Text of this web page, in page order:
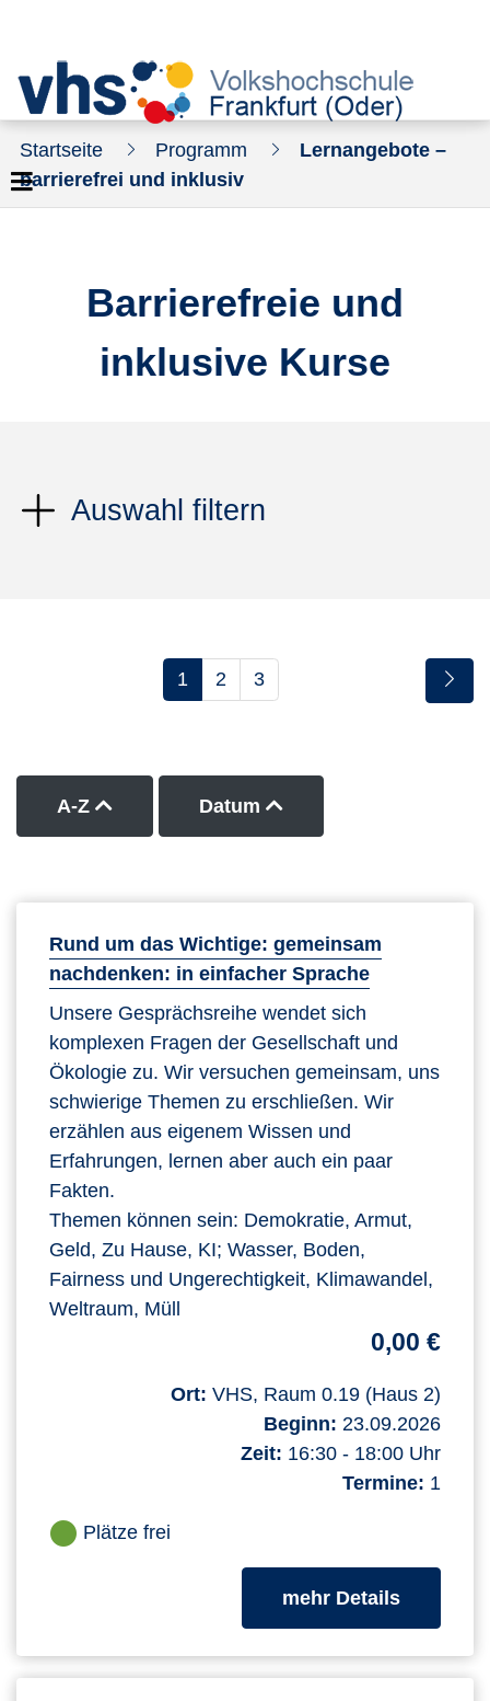
Startseite Programm
Lernangebote –
barrierefrei und inklusiv
Barrierefreie und
inklusive Kurse
Auswahl filtern
1 2 3
A-Z Kurse nach Titel aufsteigend sortieren
Datum Kurse nach Datum
Rund um das Wichtige: gemeinsam
nachdenken: in einfacher Sprache
Unsere Gesprächsreihe wendet sich
komplexen Fragen der Gesellschaft und
Ökologie zu. Wir versuchen gemeinsam, uns
schwierige Themen zu erschließen. Wir
erzählen aus eigenem Wissen und
Erfahrungen, lernen aber auch ein paar
Fakten.
Themen können sein: Demokratie, Armut,
Geld, Zu Hause, KI; Wasser, Boden,
Fairness und Ungerechtigkeit, Klimawandel,
Weltraum, Müll
0,00 €
Ort: VHS, Raum 0.19 (Haus 2)
Beginn: 23.09.2026
Zeit: 16:30 - 18:00 Uhr
Termine: 1
Plätze frei
mehr Detailszum